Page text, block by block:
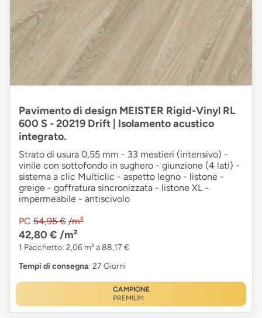
Pavimento di design MEISTER Rigid-Vinyl RL
600 S - 20219 Drift | Isolamento acustico
integrato.
Strato di usura 0,55 mm - 33 mestieri (intensivo) -
vinile con sottofondo in sughero - giunzione (4 lati) -
sistema a clic Multiclic - aspetto legno - listone -
greige - goffratura sincronizzata - listone XL -
impermeabile - antiscivolo
PC 54,95 € /m²
42,80 € /m²
1 Pacchetto: 2,06 m² a 88,17 €
Tempi di consegna: 27 Giorni
CAMPIONE
PREMIUM